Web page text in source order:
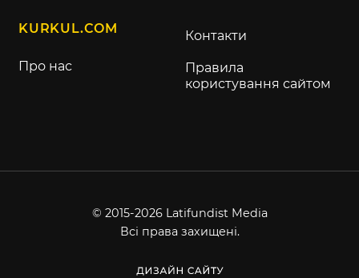
KURKUL.COM
Про нас
Контакти
Правила
користування сайтом
© 2015-2026 Latifundist Media
Всі права захищені.